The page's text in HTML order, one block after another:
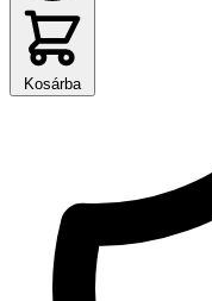
Kosárba